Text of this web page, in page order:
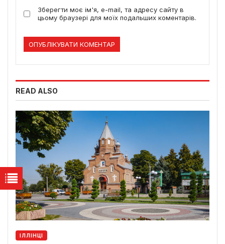
Зберегти моє ім'я, e-mail, та адресу сайту в
цьому браузері для моїх подальших коментарів.
READ ALSO
ІЛЛІНЦІ